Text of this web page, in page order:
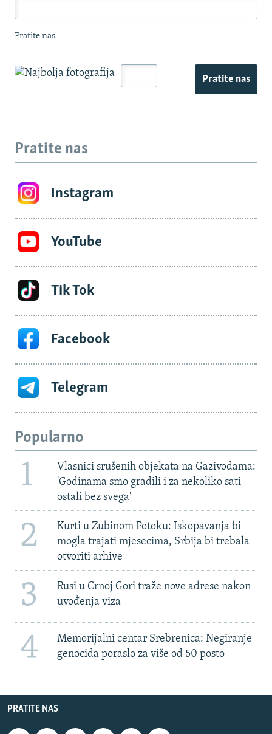
Pratite nas
Pratite nas
Pratite nas
Instagram
YouTube
Tik Tok
Facebook
Telegram
Popularno
1
Vlasnici srušenih objekata na Gazivodama:
'Godinama smo gradili i za nekoliko sati
ostali bez svega'
2
Kurti u Zubinom Potoku: Iskopavanja bi
mogla trajati mjesecima, Srbija bi trebala
otvoriti arhive
3
Rusi u Crnoj Gori traže nove adrese nakon
uvođenja viza
4
Memorijalni centar Srebrenica: Negiranje
genocida poraslo za više od 50 posto
PRATITE NAS